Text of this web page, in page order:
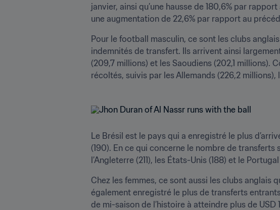
janvier, ainsi qu’une hausse de 180,6% par
une augmentation de 22,6% par rapport au
Pour le football masculin, ce sont les clubs
indemnités de transfert. Ils arrivent ainsi
(209,7 millions) et les Saoudiens (202,1 millions).
récoltés, suivis par les Allemands (226,2 millions),
Le Brésil est le pays qui a enregistré le plus
(190). En ce qui concerne le nombre de transferts
l’Angleterre (211), les États-Unis (188) et le Portugal
Chez les femmes, ce sont aussi les clubs anglais
également enregistré le plus de transferts
de mi-saison de l’histoire à atteindre plus de